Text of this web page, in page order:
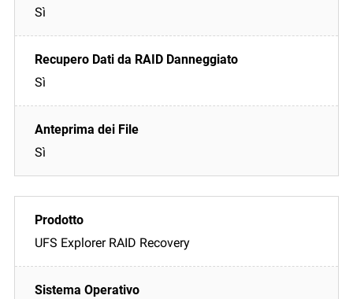
Sì
Sì
Sì
UFS Explorer RAID Recovery